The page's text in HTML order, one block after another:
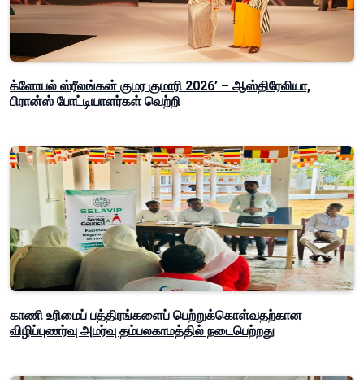
க்ளோபல் ஸ்ரீலங்கன் குமர குமாரி 2026’ – ஆஸ்திரேலியா,
பிரான்ஸ் போட்டியாளர்கள் வெற்றி
காணி உரிமைப் பத்திரங்களைப் பெற்றுக்கொள்வதற்கான
விழிப்புணர்வு அமர்வு தம்பலகாமத்தில் நடைபெற்றது